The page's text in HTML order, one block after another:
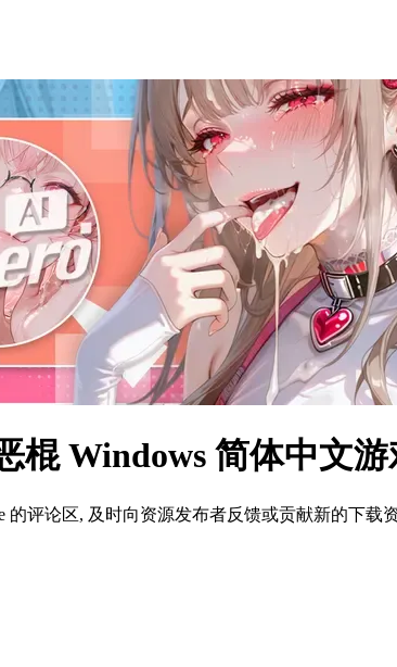
Windows 简体中文
评论区, 及时向资源发布者反馈或贡献新的下载资